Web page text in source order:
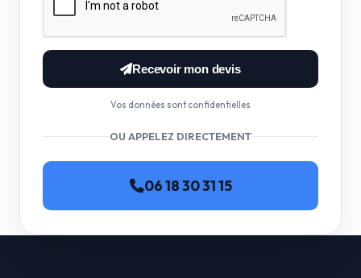
Recevoir mon devis
Vos données sont confidentielles
OU APPELEZ DIRECTEMENT
06 18 30 31 15